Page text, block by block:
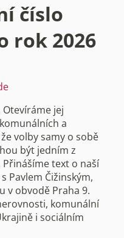
číslo
rok 2026
Otevíráme jej
a
volby samy o sobě
být jedním z
text o naší
Pavlem Čižinským,
v obvodě Praha 9.
komunální
i sociálním